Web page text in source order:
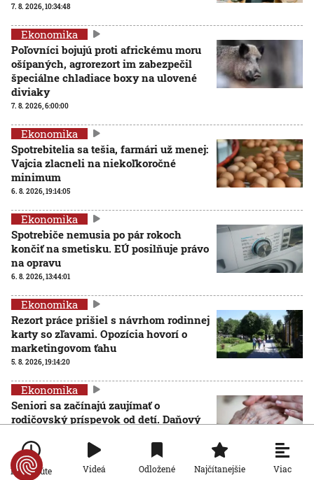
7. 8. 2026, 10:34:48
Ekonomika
Poľovníci bojujú proti africkému moru
ošípaných, agrorezort im zabezpečil
špeciálne chladiace boxy na ulovené
diviaky
7. 8. 2026, 6:00:00
Ekonomika
Spotrebitelia sa tešia, farmári už menej:
Vajcia zlacneli na niekoľkoročné
minimum
6. 8. 2026, 19:14:05
Ekonomika
Spotrebiče nemusia po pár rokoch
končiť na smetisku. EÚ posilňuje právo
na opravu
6. 8. 2026, 13:44:01
Ekonomika
Rezort práce prišiel s návrhom rodinnej
karty so zľavami. Opozícia hovorí o
marketingovom ťahu
5. 8. 2026, 19:14:20
Ekonomika
Seniori sa začínajú zaujímať o
rodičovský príspevok od detí. Daňový
informácie nedajú
5. 8. 2026, 19:08:24
Po minúte Videá Odložené Najčítanejšie Viac